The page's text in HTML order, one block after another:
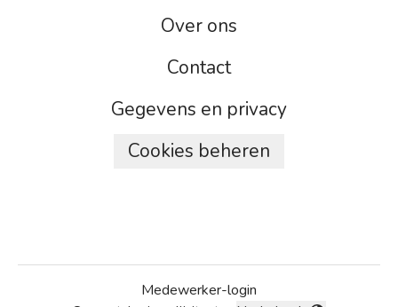
Over ons
Contact
Gegevens en privacy
Cookies beheren
Medewerker-login